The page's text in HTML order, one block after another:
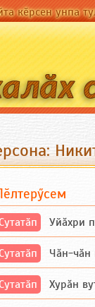
кӗрсен унпа
Уйăхри
Чăн-чăн
Хурăн